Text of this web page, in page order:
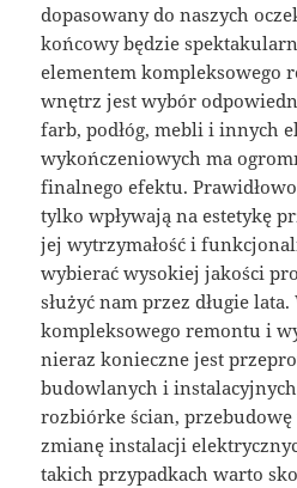
dopasowany do naszych
końcowy będzie
elementem kompleksowego
wnętrz jest wybór
farb, podłóg, mebli i innych
wykończeniowych ma
finalnego efektu.
tylko wpływają na estetykę
jej wytrzymałość i
wybierać wysokiej jakości
służyć nam przez długie
kompleksowego remontu i
nieraz konieczne jest
budowlanych i
rozbiórke ścian, przebudowę
zmianę instalacji
takich przypadkach warto